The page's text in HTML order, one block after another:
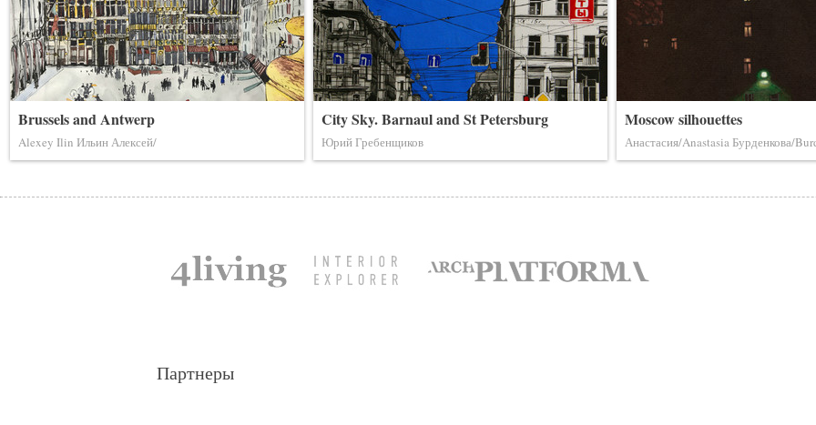
Brussels and Antwerp
Alexey Ilin Ильин Алексей/
City Sky. Barnaul and St Petersburg
Юрий Гребенщиков
Moscow silhouettes
Анастасия/Anastasia Бурденкова/
Партнеры